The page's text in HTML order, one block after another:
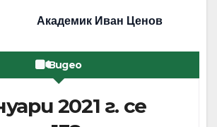
Академик Иван Ценов
Видео
2021 г. се